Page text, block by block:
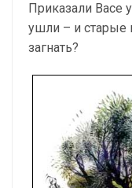
Приказали Васе
ушли – и старые
загнать?